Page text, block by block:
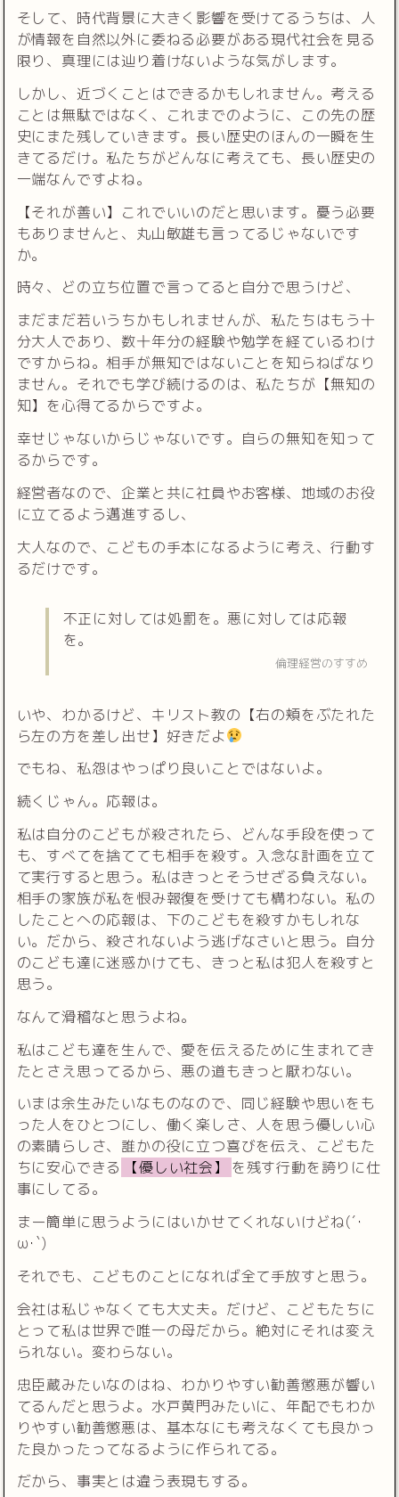
そして、時代背景に大きく影響を受けてるうちは、人
が情報を自然以外に委ねる必要がある現代社会を見る
限り、真理には辿り着けないような気がします。
しかし、近づくことはできるかもしれません。考える
ことは無駄ではなく、これまでのように、この先の歴
史にまた残していきます。長い歴史のほんの一瞬を生
きてるだけ。私たちがどんなに考えても、長い歴史の
一端なんですよね。
【それが善い】これでいいのだと思います。憂う必要
もありませんと、丸山敏雄も言ってるじゃないです
か。
時々、どの立ち位置で言ってると自分で思うけど、
まだまだ若いうちかもしれませんが、私たちはもう十
分大人であり、数十年分の経験や勉学を経ているわけ
ですからね。相手が無知ではないことを知らねばなり
ません。それでも学び続けるのは、私たちが【無知の
知】を心得てるからですよ。
幸せじゃないからじゃないです。自らの無知を知って
るからです。
経営者なので、企業と共に社員やお客様、地域のお役
に立てるよう邁進するし、
大人なので、こどもの手本になるように考え、行動す
るだけです。
不正に対しては処罰を。悪に対しては応報
を。
倫理経営のすすめ
いや、わかるけど、キリスト教の【右の頬をぶたれた
ら左の方を差し出せ】好きだよ
でもね、私怨はやっぱり良いことではないよ。
続くじゃん。応報は。
私は自分のこどもが殺されたら、どんな手段を使って
も、すべてを捨てても相手を殺す。入念な計画を立て
て実行すると思う。私はきっとそうせざる負えない。
相手の家族が私を恨み報復を受けても構わない。私の
したことへの応報は、下のこどもを殺すかもしれな
い。だから、殺されないよう逃げなさいと思う。自分
のこども達に迷惑かけても、きっと私は犯人を殺すと
思う。
なんて滑稽なと思うよね。
私はこども達を生んで、愛を伝えるために生まれてき
たとさえ思ってるから、悪の道もきっと厭わない。
いまは余生みたいなものなので、同じ経験や思いをも
った人をひとつにし、働く楽しさ、人を思う優しい心
の素晴らしさ、誰かの役に立つ喜びを伝え、こどもた
ちに安心できる
【優しい社会】
を残す行動を誇りに仕
事にしてる。
まー簡単に思うようにはいかせてくれないけどね(´･
ω･`)
それでも、こどものことになれば全て手放すと思う。
会社は私じゃなくても大丈夫。だけど、こどもたちに
とって私は世界で唯一の母だから。絶対にそれは変え
られない。変わらない。
忠臣蔵みたいなのはね、わかりやすい勧善懲悪が響い
てるんだと思うよ。水戸黄門みたいに、年配でもわか
りやすい勧善懲悪は、基本なにも考えなくても良かっ
た良かったってなるように作られてる。
だから、事実とは違う表現もする。